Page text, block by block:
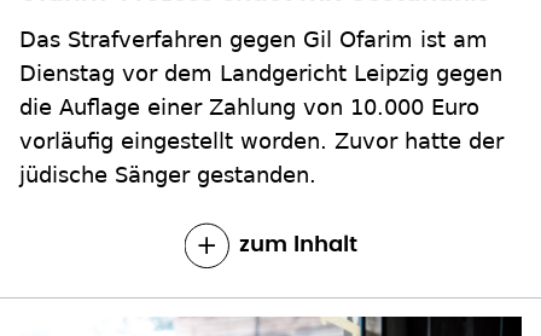
die Auflage einer Zahlung von 10.000 Euro
vorläufig eingestellt worden. Zuvor hatte der
jüdische Sänger gestanden.